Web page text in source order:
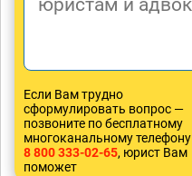
Если Вам трудно
сформулировать вопрос —
позвоните по бесплатному
многоканальному телефону
8 800 333-02-65, юрист Вам
поможет